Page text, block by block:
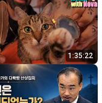
1:35:22